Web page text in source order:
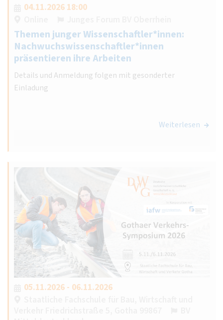
04.11.2026 18:00
Themen junger Wissenschaftler*innen:
Nachwuchswissenschaftler*innen
präsentieren ihre Arbeiten
Details und Anmeldung folgen mit gesonderter
Einladung
Weiterlesen
05.11.2026 - 06.11.2026